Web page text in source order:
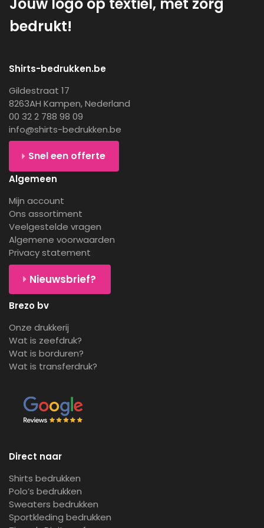
Jouw logo op textiel, met zorg
bedrukt!
Shirts-bedrukken.be
Gildestraat 17
8263AH Kampen, Nederland
00 32 2 788 98 09
info@shirts-bedrukken.be
Snel een offerte
Algemeen
Mijn account
Ons assortiment
Veelgestelde vragen
Algemene voorwaarden
Privacy statement
Nieuwsbrief?
Brezo bv
Onze drukkerij
Wat is zeefdruk?
Wat is borduren?
Wat is transferdruk?
Direct naar
Shirts bedrukken
Polo’s bedrukken
Sweaters bedrukken
Sportkleding bedrukken